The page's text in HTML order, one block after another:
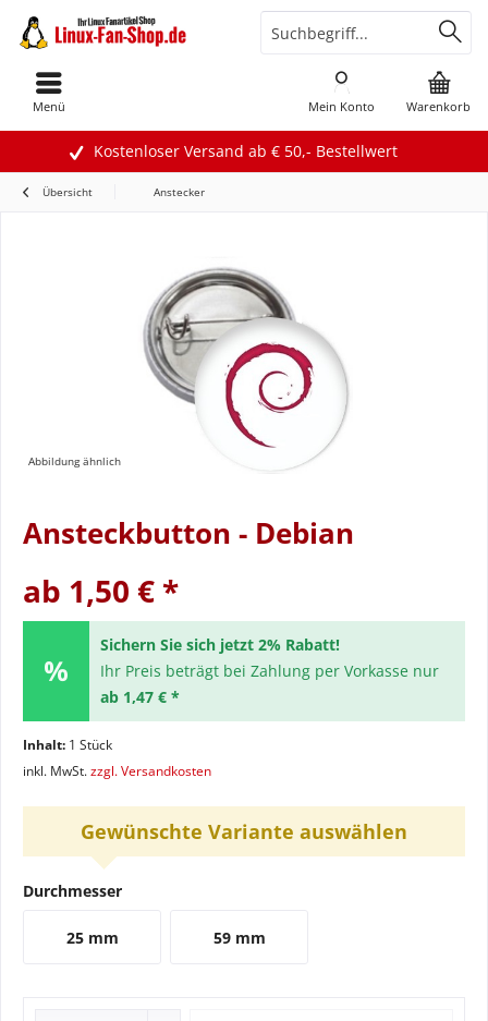
Kostenloser Versand ab € 50,- Bestellwert
Warenkorb
Mein Konto
Menü
Übersicht Anstecker
Abbildung ähnlich
Ansteckbutton - Debian
ab 1,50 € *
Sichern Sie sich jetzt 2% Rabatt!
Ihr Preis beträgt bei Zahlung per Vorkasse nur
ab 1,47 € *
Inhalt: 1 Stück
inkl. MwSt.zzgl. Versandkosten
Gewünschte Variante auswählen
Durchmesser
25 mm 59 mm